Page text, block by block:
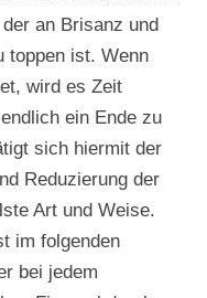
an Brisanz und
toppen ist. Wenn
wird es Zeit
ein Ende zu
sich hiermit der
Reduzierung der
Art und Weise.
im folgenden
bei jedem